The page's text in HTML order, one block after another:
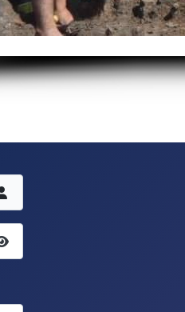
Afficher le mot de passe